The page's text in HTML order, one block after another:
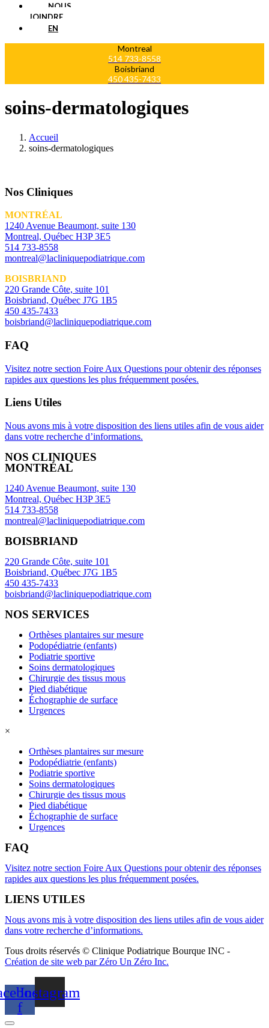
NOUS
JOINDRE
EN
Montreal
514 733-8558
Boisbriand
450 435-7433
soins-dermatologiques
Accueil
soins-dermatologiques
Nos Cliniques
MONTRÉAL
1240 Avenue Beaumont, suite 130
Montreal, Québec H3P 3E5
514 733-8558
montreal@lacliniquepodiatrique.com
BOISBRIAND
220 Grande Côte, suite 101
Boisbriand, Québec J7G 1B5
450 435-7433
boisbriand@lacliniquepodiatrique.com
FAQ
Visitez notre section Foire Aux Questions pour obtenir des réponses
rapides aux questions les plus fréquemment posées.
Liens Utiles
Nous avons mis à votre disposition des liens utiles afin de vous aider
dans votre recherche d’informations.
NOS CLINIQUES
MONTRÉAL
1240 Avenue Beaumont, suite 130
Montreal, Québec H3P 3E5
514 733-8558
montreal@lacliniquepodiatrique.com
BOISBRIAND
220 Grande Côte, suite 101
Boisbriand, Québec J7G 1B5
450 435-7433
boisbriand@lacliniquepodiatrique.com
NOS SERVICES
Orthèses plantaires sur mesure
Podopédiatrie (enfants)
Podiatrie sportive
Soins dermatologiques
Chirurgie des tissus mous
Pied diabétique
Échographie de surface
Urgences
×
Orthèses plantaires sur mesure
Podopédiatrie (enfants)
Podiatrie sportive
Soins dermatologiques
Chirurgie des tissus mous
Pied diabétique
Échographie de surface
Urgences
FAQ
Visitez notre section Foire Aux Questions pour obtenir des réponses
rapides aux questions les plus fréquemment posées.
LIENS UTILES
Nous avons mis à votre disposition des liens utiles afin de vous aider
dans votre recherche d’informations.
Tous droits réservés © Clinique Podiatrique Bourque INC -
Création de site web par Zéro Un Zéro Inc.
f
Instagram